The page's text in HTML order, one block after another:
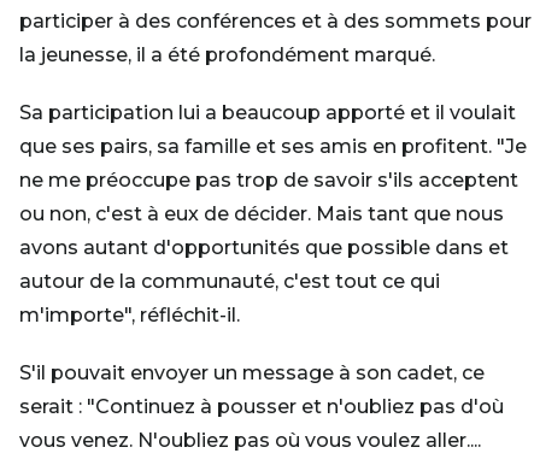
participer à des conférences et à des sommets pour
la jeunesse, il a été profondément marqué.
Sa participation lui a beaucoup apporté et il voulait
que ses pairs, sa famille et ses amis en profitent. "Je
ne me préoccupe pas trop de savoir s'ils acceptent
ou non, c'est à eux de décider. Mais tant que nous
avons autant d'opportunités que possible dans et
autour de la communauté, c'est tout ce qui
m'importe", réfléchit-il.
S'il pouvait envoyer un message à son cadet, ce
serait : "Continuez à pousser et n'oubliez pas d'où
vous venez. N'oubliez pas où vous voulez aller....